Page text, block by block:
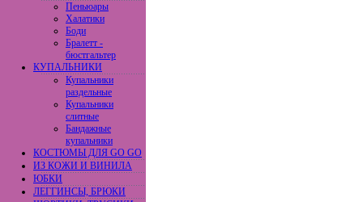
Пеньюары
Халатики
Боди
Бралетт -
бюстгальтер
КУПАЛЬНИКИ
Купальники
раздельные
Купальники
слитные
Бандажные
купальники
КОСТЮМЫ ДЛЯ GO GO
ИЗ КОЖИ И ВИНИЛА
ЮБКИ
ЛЕГГИНСЫ, БРЮКИ